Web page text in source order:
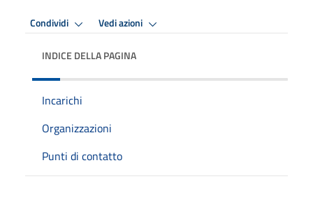
Condividi Vedi azioni
INDICE DELLA PAGINA
Incarichi
Organizzazioni
Punti di contatto